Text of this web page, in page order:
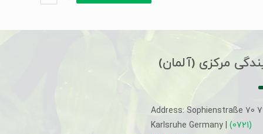
مرکزی (آلمان)
Address: Sophienstraße 70
Karlsruhe Germany | (0721)